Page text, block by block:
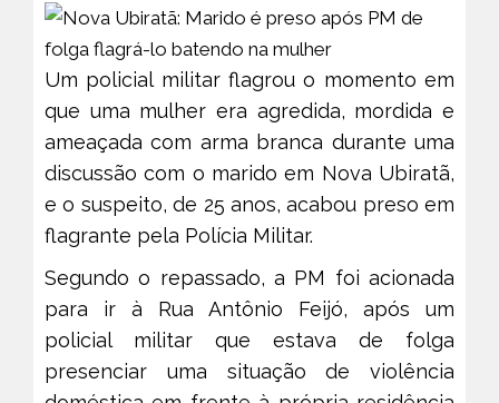
Um policial militar flagrou o momento em
que uma mulher era agredida, mordida e
ameaçada com arma branca durante uma
discussão com o marido em Nova Ubiratã,
e o suspeito, de 25 anos, acabou preso em
flagrante pela Polícia Militar.
Segundo o repassado, a PM foi acionada
para ir à Rua Antônio Feijó, após um
policial militar que estava de folga
presenciar uma situação de violência